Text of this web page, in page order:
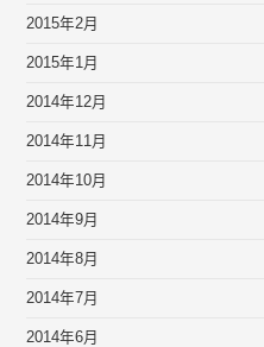
2015年2月
2015年1月
2014年12月
2014年11月
2014年10月
2014年9月
2014年8月
2014年7月
2014年6月